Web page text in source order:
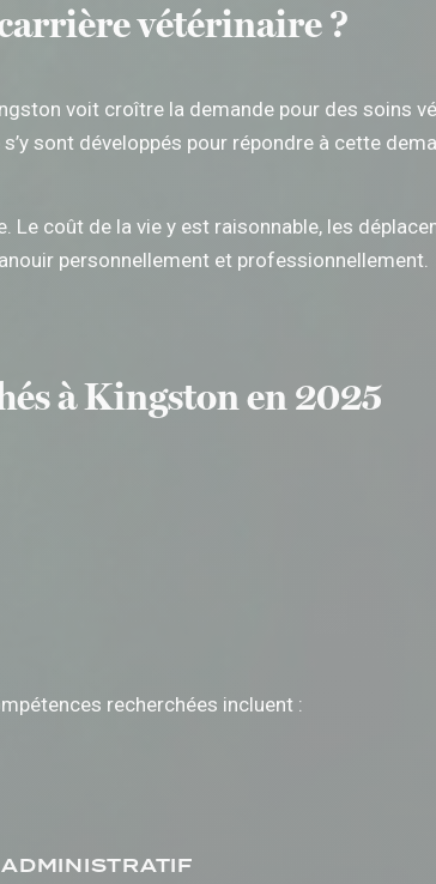
vétérinaire ?
voit croître la demande pour des soins
sont développés pour répondre à cette
Le coût de la vie y est raisonnable, les
personnellement et professionnellement.
à Kingston en 2025
recherchées incluent :